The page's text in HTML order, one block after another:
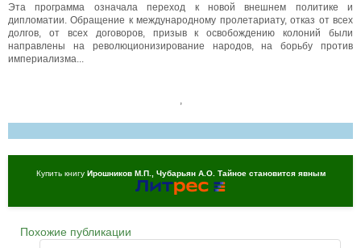
Эта программа означала переход к новой внешнем политике и
дипломатии. Обращение к международному пролетариату, отказ от всех
долгов, от всех договоров, призыв к освобождению колоний были
направлены на революционизирование народов, на борьбу против
империализма...
,
Купить книгу Ирошников М.П., Чубарьян А.О. Тайное становится явным
Похожие публикации